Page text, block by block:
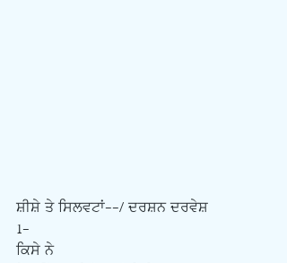
ਸ਼ੀਸ਼ੇ ਤੇ ਸਿਲਵਟਾਂ--/ ਦਰਸ਼ਨ ਦਰਵੇਸ਼
1-
ਕਿਸੇ ਨੇ